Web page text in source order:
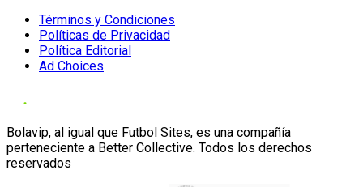
Términos y Condiciones
Políticas de Privacidad
Política Editorial
Ad Choices
Bolavip, al igual que Futbol Sites, es una compañía
perteneciente a Better Collective. Todos los derechos
reservados